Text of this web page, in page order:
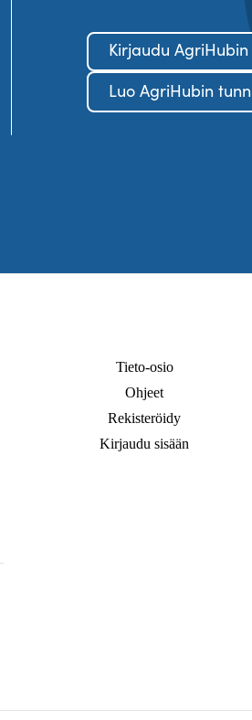
Kirjaudu
Luo AgriHubin
Tieto-osio
Ohjeet
Rekisteröidy
Kirjaudu sisään